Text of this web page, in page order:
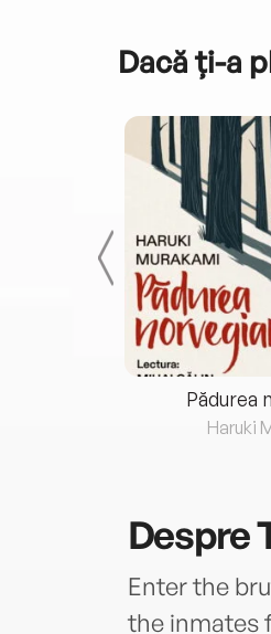
Dacă ți-a
Pădurea
Haruki
Despre
Enter the
the inmates